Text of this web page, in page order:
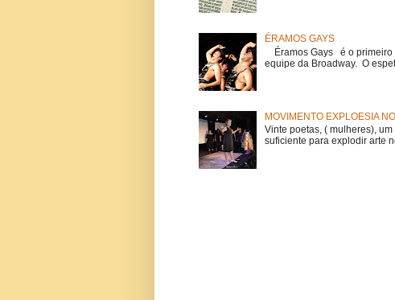
ÉRAMOS GAYS
Éramos Gays é o primeiro
equipe da Broadway. O
MOVIMENTO EXPLOESIA
Vinte poetas, ( mulheres),
suficiente para explodir arte